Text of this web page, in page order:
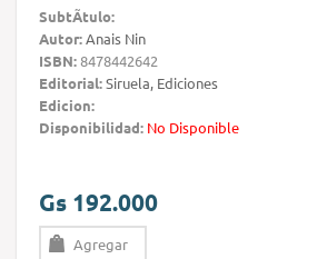
SubtÃ­tulo:
Autor:Anais Nin
ISBN:8478442642
Editorial:Siruela, Ediciones
Edicion:
Disponibilidad: No Disponible
Gs 192.000
Agregar